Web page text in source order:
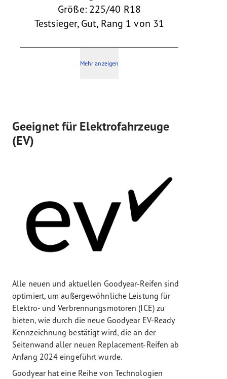
Größe: 225/40 R18
Testsieger, Gut, Rang 1 von 31
Mehr anzeigen
Geeignet für Elektrofahrzeuge
(EV)
Alle neuen und aktuellen Goodyear-Reifen sind
optimiert, um außergewöhnliche Leistung für
Elektro- und Verbrennungsmotoren (ICE) zu
bieten, wie durch die neue Goodyear EV-Ready
Kennzeichnung bestätigt wird, die an der
Seitenwand aller neuen Replacement-Reifen ab
Anfang 2024 eingeführt wurde.
Goodyear hat eine Reihe von Technologien